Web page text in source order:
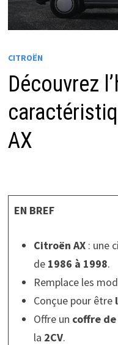
CITROËN
Découvrez
AX
EN BREF
Citroën AX: une
de 1986 à 1998.
Remplace les
Conçue pour être
Offre un coffre
la 2CV.